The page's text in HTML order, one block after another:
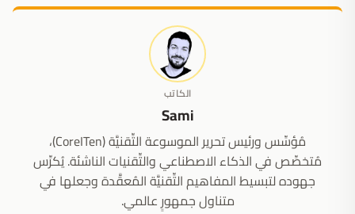
الكاتب
Sami
مُؤسِّس ورئيس تحرير الموسوعة التِّقنيَّة (CoreITen)،
مُتخصِّص في الذكاء الاصطناعي والتِّقنيات الناشئة. يُكرِّس
جهوده لتبسيط المفاهيم التِّقنيَّة المُعقَّدة وجعلها في
متناول جمهورٍ عالمي.